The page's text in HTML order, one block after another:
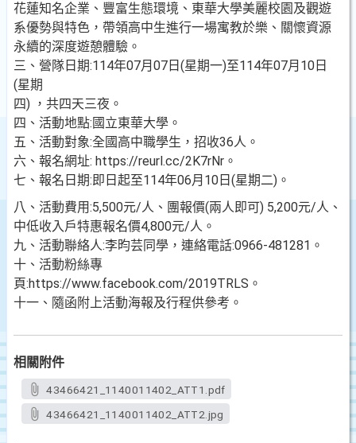
花蓮知名企業、豐富生態環境、東華大學美麗校園及觀遊
系優勢與特色，帶領高中生進行一場寓教於樂、關懷資源
永續的深度遊憩體驗。
三、營隊日期:114年07月07日(星期一)至114年07月10日
(星期
四) ，共四天三夜。
四、活動地點:國立東華大學。
五、活動對象:全國高中職學生，招收36人。
六、報名網址: https://reurl.cc/2K7rNr。
七、報名日期:即日起至114年06月10日(星期二)。
八、活動費用:5,500元/人、團報價(兩人即可) 5,200元/人、
中低收入戶特惠報名價4,800元/人。
九、活動聯絡人:李昀芸同學，連絡電話:0966-481281。
十、活動粉絲專
頁:https://www.facebook.com/2019TRLS。
十一、隨函附上活動海報及行程供參考。
相關附件
43466421_1140011402_ATT1.pdf
43466421_1140011402_ATT2.jpg